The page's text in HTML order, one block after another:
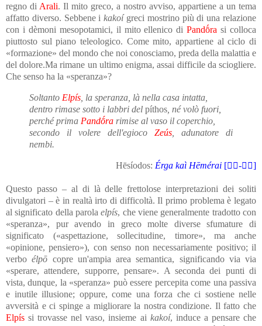
regno di Arali. Il mito greco, a nostro avviso, appartiene a un tema
affatto diverso. Sebbene ikakoí greci mostrino più di una relazione
con i dèmoni mesopotamici, il mito ellenico diPandṓra si colloca
piuttosto sul piano teleologico. Come mito, appartiene al ciclo di
«formazione» del mondo che noi conosciamo, preda della malattia e
del dolore.Ma rimane un ultimo enigma, assai difficile da sciogliere.
Che senso ha la «speranza»?
Soltanto Elpís , la speranza, là nella casa intatta,
dentro rimase sotto i labbri del píthos , né volò fuori,
perché prima Pandṓra rimise al vaso il coperchio,
secondo il volere dell'egioco Zeús , adunatore di
nembi.
Hēsíodos: Érga kaì Hēmérai [-]
Questo passo – al di là delle frettolose interpretazioni dei soliti
divulgatori – è in realtà irto di difficoltà. Il primo problema è legato
al significato della parolaelpís, che viene generalmente tradotto con
«speranza», pur avendo in greco molte diverse sfumature di
significato («aspettazione, sollecitudine, timore», ma anche
«opinione, pensiero»), con senso non necessariamente positivo; il
verboélpō copre un'ampia area semantica, significando via via
«sperare, attendere, supporre, pensare». A seconda dei punti di
vista, dunque, la «speranza» può essere percepita come una passiva
e inutile illusione; oppure, come una forza che ci sostiene nelle
avversità e ci spinge a migliorare la nostra condizione. Il fatto che
Elpís si trovasse nel vaso, insieme ai kakoí, induce a pensare che